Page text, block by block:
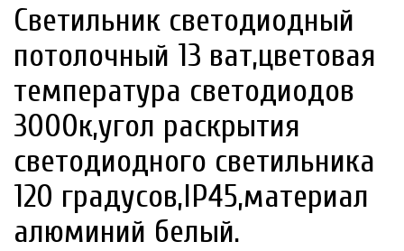
Светильник светодиодный
потолочный 13 ват,цветовая
температура светодиодов
3000к,угол раскрытия
светодиодного светильника
120 градусов,IP45,материал
алюминий белый.